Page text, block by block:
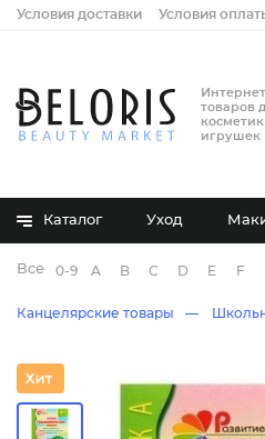
Условия доставки Условия
товаров
игрушек
Каталог Уход
Все бренды
0-9 A B C D E F
Канцелярские товары